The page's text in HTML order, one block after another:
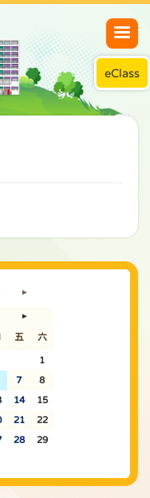
eClass
►
►
五 六
1
7 8
14 15
21 22
28 29